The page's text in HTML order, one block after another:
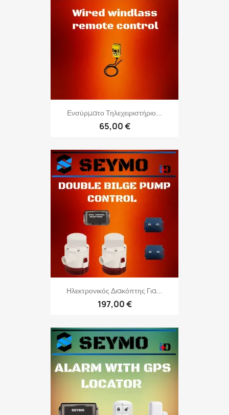
Ενσύρματο Τηλεχειριστήριο...
65,00 €
Ηλεκτρονικός Διακόπτης Για...
197,00 €